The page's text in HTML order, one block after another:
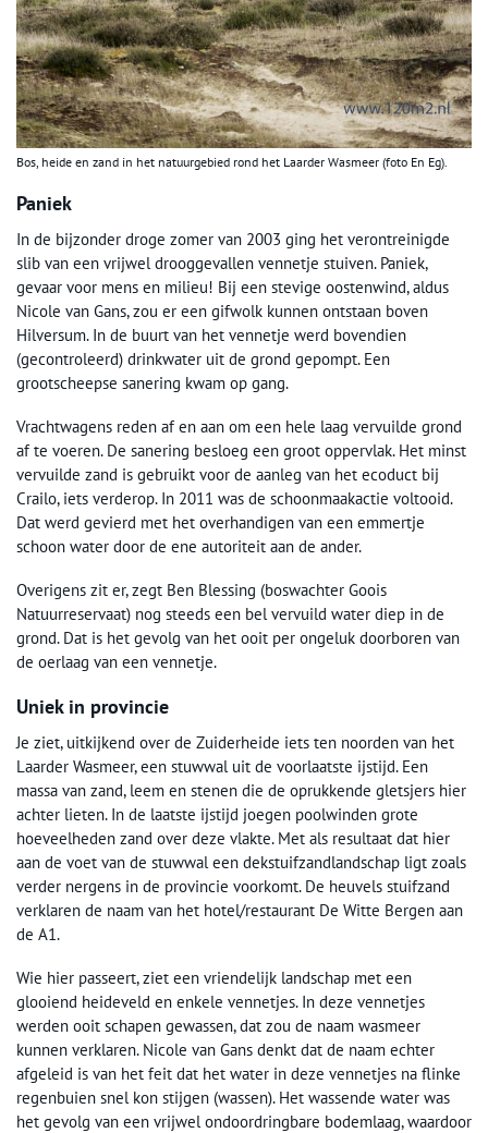
Bos, heide en zand in het natuurgebied rond het Laarder Wasmeer (foto En Eg).
Paniek
In de bijzonder droge zomer van 2003 ging het verontreinigde
slib van een vrijwel drooggevallen vennetje stuiven. Paniek,
gevaar voor mens en milieu! Bij een stevige oostenwind, aldus
Nicole van Gans, zou er een gifwolk kunnen ontstaan boven
Hilversum. In de buurt van het vennetje werd bovendien
(gecontroleerd) drinkwater uit de grond gepompt. Een
grootscheepse sanering kwam op gang.
Vrachtwagens reden af en aan om een hele laag vervuilde grond
af te voeren. De sanering besloeg een groot oppervlak. Het minst
vervuilde zand is gebruikt voor de aanleg van het ecoduct bij
Crailo, iets verderop. In 2011 was de schoonmaakactie voltooid.
Dat werd gevierd met het overhandigen van een emmertje
schoon water door de ene autoriteit aan de ander.
Overigens zit er, zegt Ben Blessing (boswachter Goois
Natuurreservaat) nog steeds een bel vervuild water diep in de
grond. Dat is het gevolg van het ooit per ongeluk doorboren van
de oerlaag van een vennetje.
Uniek in provincie
Je ziet, uitkijkend over de Zuiderheide iets ten noorden van het
Laarder Wasmeer, een stuwwal uit de voorlaatste ijstijd. Een
massa van zand, leem en stenen die de oprukkende gletsjers hier
achter lieten. In de laatste ijstijd joegen poolwinden grote
hoeveelheden zand over deze vlakte. Met als resultaat dat hier
aan de voet van de stuwwal een dekstuifzandlandschap ligt zoals
verder nergens in de provincie voorkomt. De heuvels stuifzand
verklaren de naam van het hotel/restaurant De Witte Bergen aan
de A1.
Wie hier passeert, ziet een vriendelijk landschap met een
glooiend heideveld en enkele vennetjes. In deze vennetjes
werden ooit schapen gewassen, dat zou de naam wasmeer
kunnen verklaren. Nicole van Gans denkt dat de naam echter
afgeleid is van het feit dat het water in deze vennetjes na flinke
regenbuien snel kon stijgen (wassen). Het wassende water was
het gevolg van een vrijwel ondoordringbare bodemlaag, waardoor